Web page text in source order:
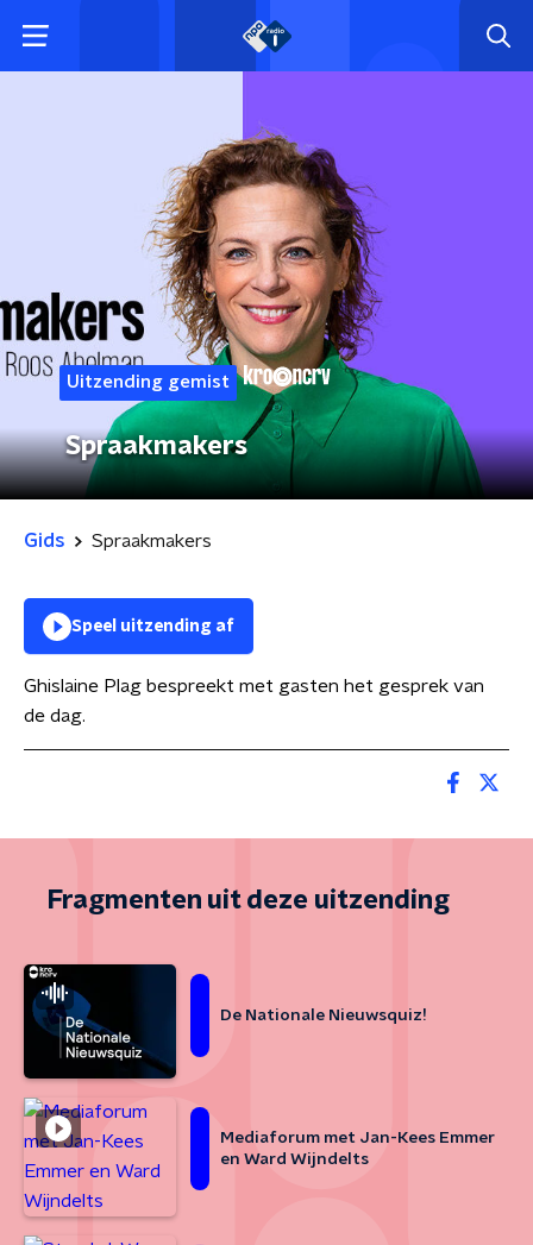
Uitzending gemist
Spraakmakers
Gids Spraakmakers
Speel uitzending af
Ghislaine Plag bespreekt met gasten het gesprek van
de dag.
Fragmenten uit deze uitzending
De Nationale Nieuwsquiz!
Mediaforum met Jan-Kees Emmer
en Ward Wijndelts